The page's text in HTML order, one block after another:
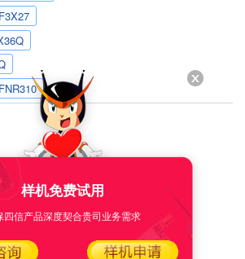
样机免费试用
四信产品深度契合贵司业务需求